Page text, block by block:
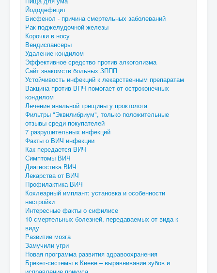
Йододефицит
Бисфенол - причина смертельных заболеваний
Рак поджелудочной железы
Корочки в носу
Вендиспансеры
Удаление кондилом
Эффективное средство против алкоголизма
Сайт знакомств больных ЗППП
Устойчивость инфекций к лекарственным препаратам
Вакцина против ВПЧ помогает от остроконечных
кондилом
Лечение анальной трещины у проктолога
Фильтры "Эквилибриум", только положительные
отзывы среди покупателей
7 разрушительных инфекций
Факты о ВИЧ инфекции
Как передается ВИЧ
Симптомы ВИЧ
Диагностика ВИЧ
Лекарства от ВИЧ
Профилактика ВИЧ
Кохлеарный имплант: установка и особенности
настройки
Интересные факты о сифилисе
10 смертельных болезней, передаваемых от вида к
виду
Развитие мозга
Замучили угри
Новая программа развития здравоохранения
Брекет-системы в Киеве – выравнивание зубов и